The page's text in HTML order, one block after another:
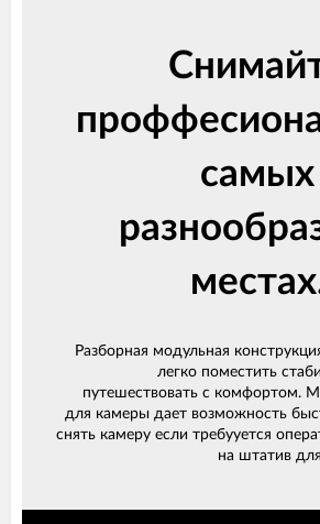
самых
Разборная модульная
легко поместить
путешествовать с комфортом.
для камеры дает возможность
снять камеру если требууется
на штатив